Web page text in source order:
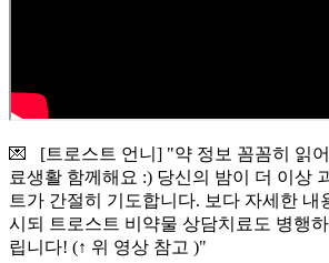
💌 [트로스트 언니] "약 정보 꼼꼼히 읽어
료생활 함께해요 :) 당신의 밤이 더 이상
트가 간절히 기도합니다. 보다 자세한 내
시되 트로스트 비약물 상담치료도 병행
립니다! (↑ 위 영상 참고 )"